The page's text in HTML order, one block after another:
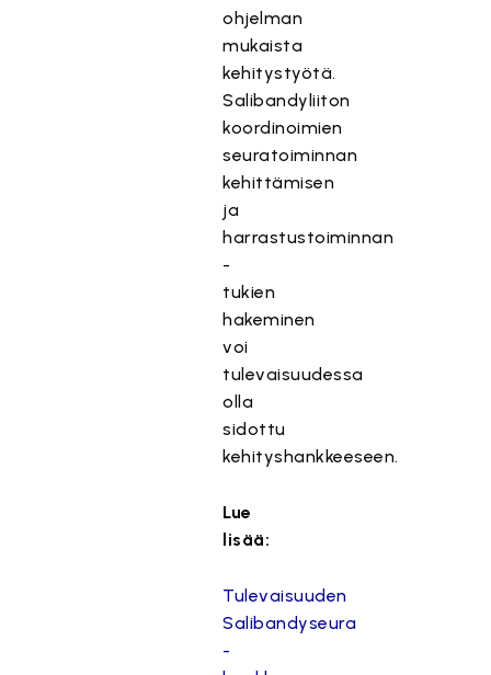
ohjelman
mukaista
kehitystyötä.
Salibandyliiton
koordinoimien
seuratoiminnan
kehittämisen
ja
harrastustoiminnan
-
tukien
hakeminen
voi
tulevaisuudessa
olla
sidottu
kehityshankkeeseen.
Lue
lisää:
Tulevaisuuden
Salibandyseura
-